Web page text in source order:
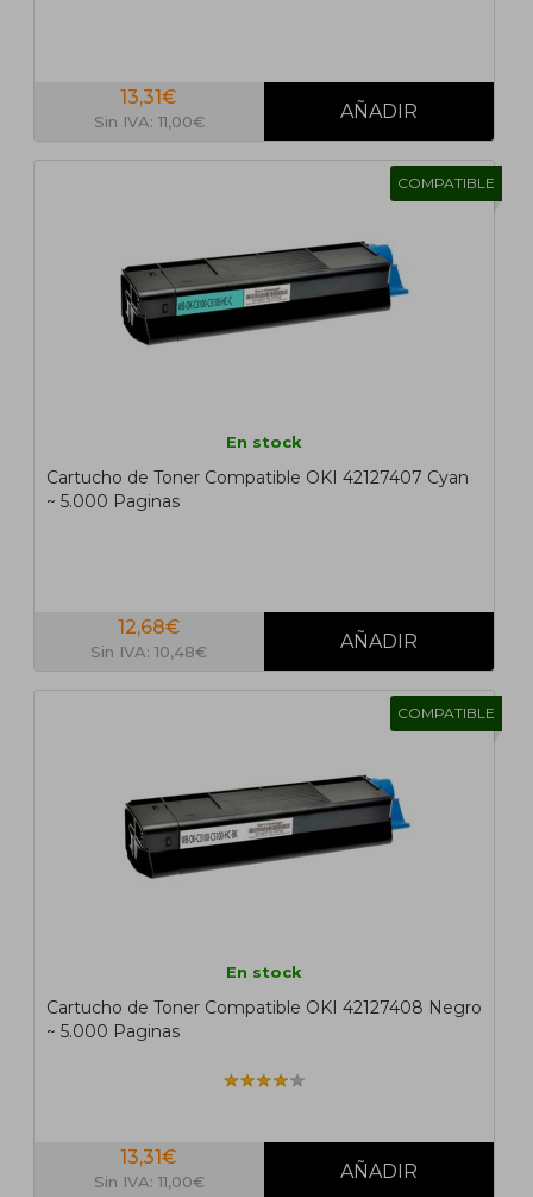
13,31€
Sin IVA: 11,00€
COMPATIBLE
En stock
Cartucho de Toner Compatible OKI 42127407 Cyan
~ 5.000 Paginas
12,68€
Sin IVA: 10,48€
COMPATIBLE
En stock
Cartucho de Toner Compatible OKI 42127408 Negro
~ 5.000 Paginas
13,31€
Sin IVA: 11,00€